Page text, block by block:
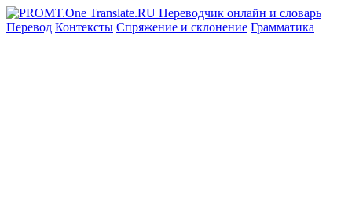
Перевод Контексты Спряжение и склонение Грамматика